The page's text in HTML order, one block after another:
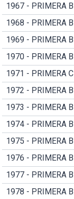
1967 - PRIMERA B
1968 - PRIMERA B
1969 - PRIMERA B
1970 - PRIMERA B
1971 - PRIMERA C
1972 - PRIMERA B
1973 - PRIMERA B
1974 - PRIMERA B
1975 - PRIMERA B
1976 - PRIMERA B
1977 - PRIMERA B
1978 - PRIMERA B